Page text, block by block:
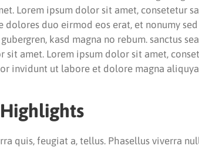
Lorem ipsum dolor sit amet, consetetur
duo eirmod eos erat, et nonumy
kasd magna no rebum. sanctus
sit amet. Lorem ipsum dolor sit amet,
invidunt ut labore et dolore magna
quis, feugiat a, tellus. Phasellus viverra